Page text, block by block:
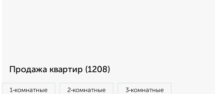
Продажа квартир (1208)
1‑комнатные 2‑комнатные 3‑комнатные